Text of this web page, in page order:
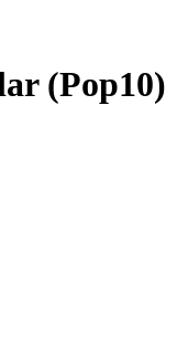
(Pop10)